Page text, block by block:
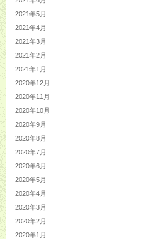
2021年5月
2021年4月
2021年3月
2021年2月
2021年1月
2020年12月
2020年11月
2020年10月
2020年9月
2020年8月
2020年7月
2020年6月
2020年5月
2020年4月
2020年3月
2020年2月
2020年1月